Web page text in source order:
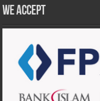
We accept